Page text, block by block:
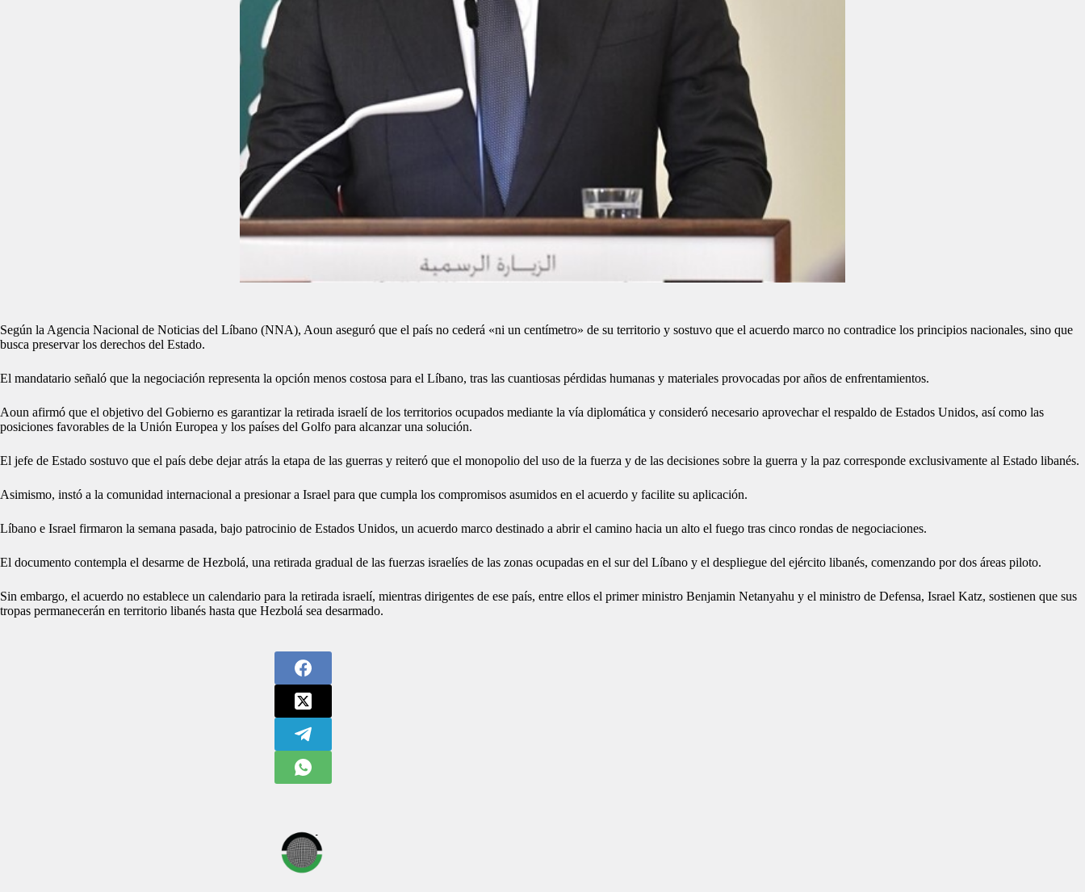
Según la Agencia Nacional de Noticias del Líbano (NNA), Aoun aseguró que el país no cederá «ni un centímetro» de su territorio y sostuvo que el acuerdo marco no contradice los principios nacionales, sino que
busca preservar los derechos del Estado.
El mandatario señaló que la negociación representa la opción menos costosa para el Líbano, tras las cuantiosas pérdidas humanas y materiales provocadas por años de enfrentamientos.
Aoun afirmó que el objetivo del Gobierno es garantizar la retirada israelí de los territorios ocupados mediante la vía diplomática y consideró necesario aprovechar el respaldo de Estados Unidos, así como las
posiciones favorables de la Unión Europea y los países del Golfo para alcanzar una solución.
El jefe de Estado sostuvo que el país debe dejar atrás la etapa de las guerras y reiteró que el monopolio del uso de la fuerza y de las decisiones sobre la guerra y la paz corresponde exclusivamente al Estado libanés.
Asimismo, instó a la comunidad internacional a presionar a Israel para que cumpla los compromisos asumidos en el acuerdo y facilite su aplicación.
Líbano e Israel firmaron la semana pasada, bajo patrocinio de Estados Unidos, un acuerdo marco destinado a abrir el camino hacia un alto el fuego tras cinco rondas de negociaciones.
El documento contempla el desarme de Hezbolá, una retirada gradual de las fuerzas israelíes de las zonas ocupadas en el sur del Líbano y el despliegue del ejército libanés, comenzando por dos áreas piloto.
Sin embargo, el acuerdo no establece un calendario para la retirada israelí, mientras dirigentes de ese país, entre ellos el primer ministro Benjamin Netanyahu y el ministro de Defensa, Israel Katz, sostienen que sus
tropas permanecerán en territorio libanés hasta que Hezbolá sea desarmado.